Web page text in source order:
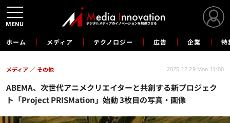
ホーム メディア テクノロジー 広告 企業 特
ABEMA、次世代アニメクリエイターと共創する新プロジェク
ト「Project PRISMation」始動 3枚目の写真・画像
メディア その他 2025.12.29 Mon 11:00
MENU